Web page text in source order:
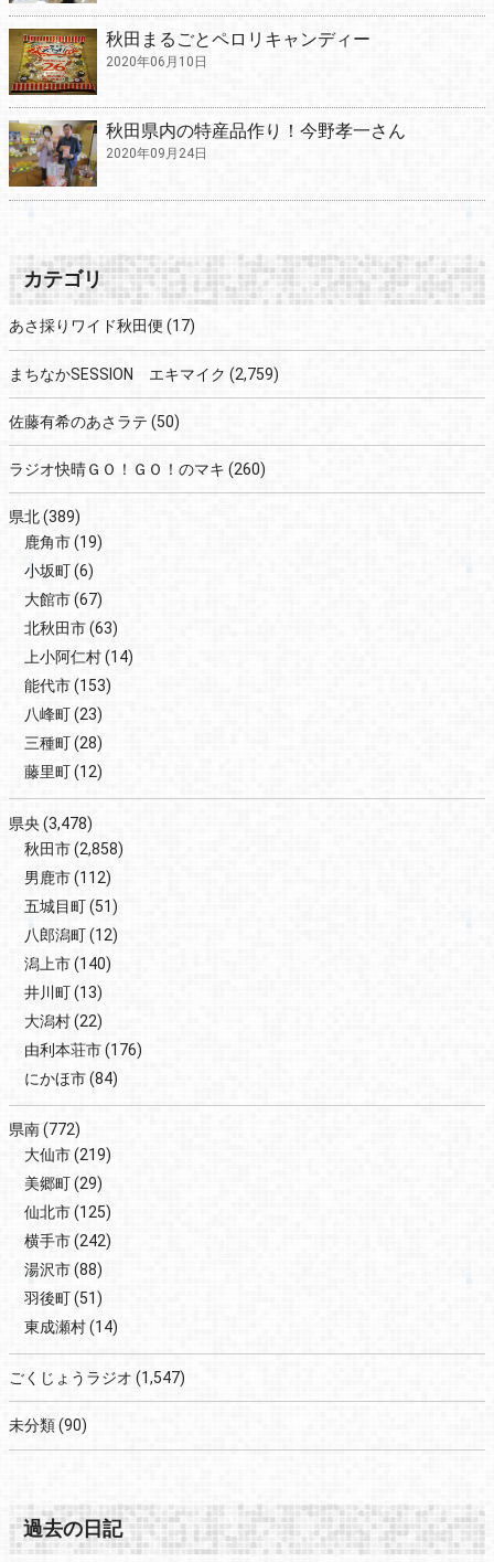
秋田まるごとペロリキャンディー
2020年06月10日
秋田県内の特産品作り！今野孝一さん
2020年09月24日
カテゴリ
あさ採りワイド秋田便 (17)
まちなかSESSION エキマイク (2,759)
佐藤有希のあさラテ (50)
ラジオ快晴ＧＯ！ＧＯ！のマキ (260)
県北(389)
鹿角市(19)
小坂町(6)
大館市(67)
北秋田市(63)
上小阿仁村(14)
能代市(153)
八峰町(23)
三種町(28)
藤里町(12)
県央 (3,478)
秋田市(2,858)
男鹿市(112)
五城目町(51)
八郎潟町(12)
潟上市(140)
井川町(13)
大潟村(22)
由利本荘市(176)
にかほ市(84)
県南(772)
大仙市(219)
美郷町(29)
仙北市(125)
横手市(242)
湯沢市(88)
羽後町(51)
東成瀬村(14)
ごくじょうラジオ (1,547)
未分類(90)
過去の日記